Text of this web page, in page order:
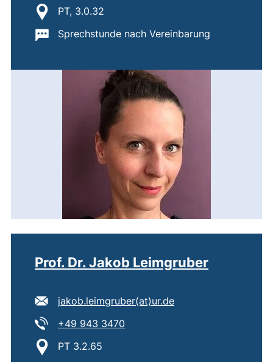
Standort:
PT, 3.0.32
Wichtige Informationen:
Sprechstunde nach Vereinbarung
Prof. Dr. Jakob Leimgruber
E-Mail Adresse:
jakob.leimgruber​(at)​ur.de(öffnet Ihr E-Mail-
Tel:
+49 943 3470
Standort:
PT 3.2.65